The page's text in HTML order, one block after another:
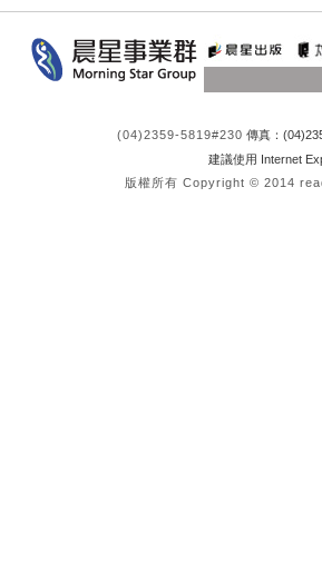
(04)2359-5819#230 傳真：
建議使用 Internet
版權所有 Copyright © 2014